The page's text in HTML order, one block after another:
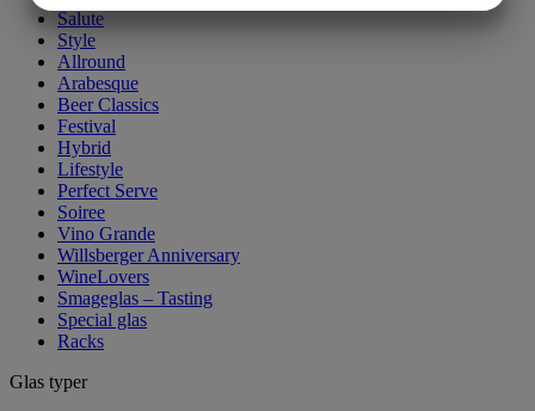
Salute
Style
Allround
Arabesque
Beer Classics
Festival
Hybrid
Lifestyle
Perfect Serve
Soiree
Vino Grande
Willsberger Anniversary
WineLovers
Smageglas – Tasting
Special glas
Racks
Glas typer